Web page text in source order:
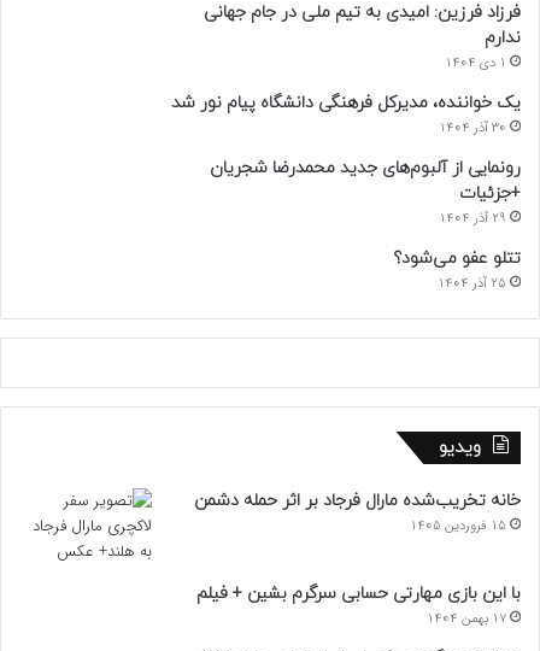
فرزاد فرزین: امیدی به تیم ملی در جام جهانی
ندارم
1 دی 1404
یک خواننده، مدیرکل فرهنگی دانشگاه پیام نور شد
30 آذر 1404
رونمایی از آلبوم‌های جدید محمدرضا شجریان
+جزئیات
29 آذر 1404
تتلو عفو می‌شود؟
25 آذر 1404
ویدیو
خانه تخریب‌شده مارال فرجاد بر اثر حمله دشمن
15 فروردین 1405
با این بازی مهارتی حسابی سرگرم بشین + فیلم
17 بهمن 1404